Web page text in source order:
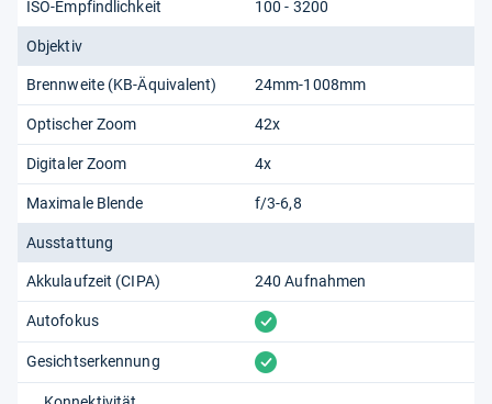
ISO-Empfindlichkeit 100 - 3200
Objektiv
Brennweite (KB-Äquivalent) 24mm-1008mm
Optischer Zoom 42x
Digitaler Zoom 4x
Maximale Blende f/3-6,8
Ausstattung
Akkulaufzeit (CIPA) 240 Aufnahmen
Autofokus vorhanden
Gesichtserkennung vorhanden